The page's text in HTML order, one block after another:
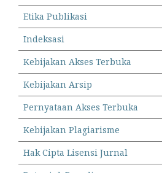
Etika Publikasi
Indeksasi
Kebijakan Akses Terbuka
Kebijakan Arsip
Pernyataan Akses Terbuka
Kebijakan Plagiarisme
Hak Cipta Lisensi Jurnal